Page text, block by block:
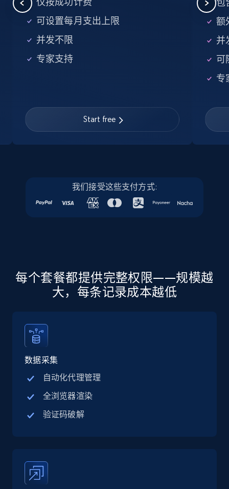
URL, Job posting id, Job title, Company name,
Company id, Job location, Job summary, Job
15.3K+
Linkedin job listings information - Discover
new jobs by keyword
Company id, Job location, Job summary, Job
2.2K+ 注册使用
Company id, Job location, Job summary, Job
seniority level, and more.
Google Maps full information
Place id, URL, Country, Name, Category,
Address, Description, Business details, and
Google Maps full information - discover
可设置每月支出上限
并发不限
专家支持
Start free
包
额
并
可
专
我们接受这些支付方式:
每个套餐都提供完整权限——规模越
大，每条记录成本越低
数据采集
自动化代理管理
全浏览器渲染
验证码破解